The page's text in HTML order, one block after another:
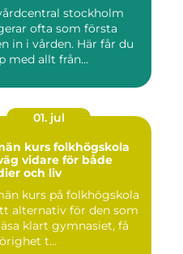
stockholm
ofta som första
in i vården. Här får du
med allt från...
01. jul
kurs folkhögskola
vidare för både
och liv
kurs på folkhögskola
alternativ för den som
klart gymnasiet, få
t...